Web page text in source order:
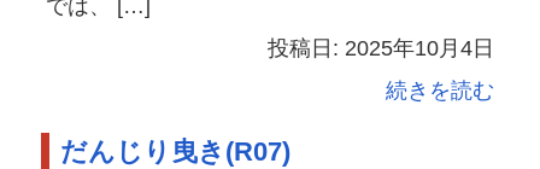
では、 […]
投稿日: 2025年10月4日
続きを読む
だんじり曳き(R07)